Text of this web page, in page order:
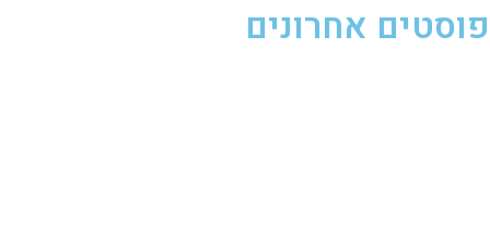
פוסטים אחרונים